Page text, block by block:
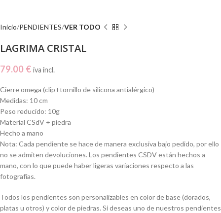
Inicio PENDIENTES VER TODO
LAGRIMA CRISTAL
79.00 € iva incl.
Cierre omega (clip+tornillo de silicona antialérgico)
Medidas: 10 cm
Peso reducido: 10g
Material CSdV + piedra
Hecho a mano
Nota: Cada pendiente se hace de manera exclusiva bajo pedido, por ello
no se admiten devoluciones. Los pendientes CSDV están hechos a
mano, con lo que puede haber ligeras variaciones respecto a las
fotografías.
Todos los pendientes son personalizables en color de base (dorados,
platas u otros) y color de piedras. Si deseas uno de nuestros pendientes